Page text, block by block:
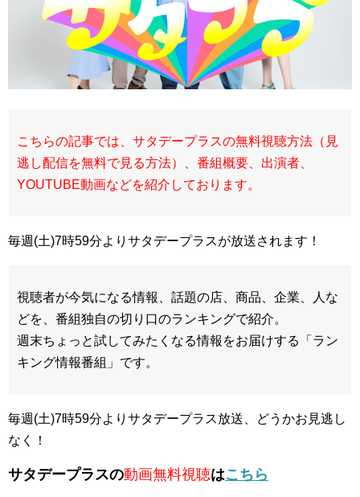
こちらの記事では、サタデープラスの無料視聴方法（見
逃し配信を無料で見る方法）、番組概要、出演者、
YOUTUBE動画などを紹介しております。
毎週(土)7時59分よりサタデープラスが放送されます！
視聴者が今気になる情報、話題の店、商品、企業、人な
どを、番組独自の切り口のランキングで紹介。
週末ちょっと試してみたくなる情報をお届けする「ラン
キング情報番組」です。
毎週(土)7時59分よりサタデープラス放送、どうかお見逃し
なく！
サタデープラスの動画無料視聴はこちら